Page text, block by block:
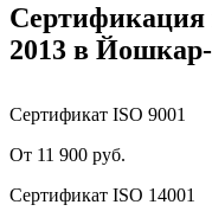
2013 в
Сертификат ISO 9001
От 11 900 руб.
Сертификат ISO 14001